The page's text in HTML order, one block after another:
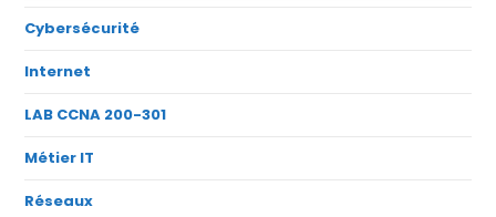
Cybersécurité
Internet
LAB CCNA 200-301
Métier IT
Réseaux